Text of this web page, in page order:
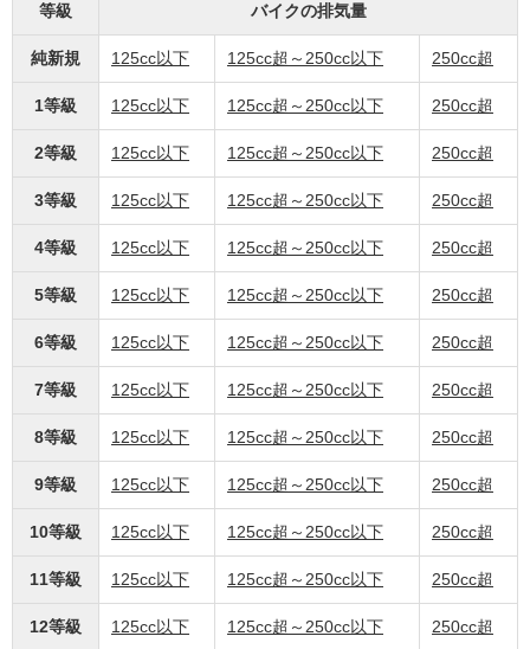
等級 バイクの排気量
純新規 125cc以下 125cc超～250cc以下 250cc超
1等級 125cc以下 125cc超～250cc以下 250cc超
2等級 125cc以下 125cc超～250cc以下 250cc超
3等級 125cc以下 125cc超～250cc以下 250cc超
4等級 125cc以下 125cc超～250cc以下 250cc超
5等級 125cc以下 125cc超～250cc以下 250cc超
6等級 125cc以下 125cc超～250cc以下 250cc超
7等級 125cc以下 125cc超～250cc以下 250cc超
8等級 125cc以下 125cc超～250cc以下 250cc超
9等級 125cc以下 125cc超～250cc以下 250cc超
10等級 125cc以下 125cc超～250cc以下 250cc超
11等級 125cc以下 125cc超～250cc以下 250cc超
12等級 125cc以下 125cc超～250cc以下 250cc超